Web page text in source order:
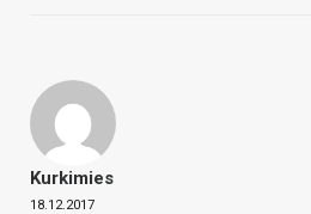
Kurkimies
18.12.2017